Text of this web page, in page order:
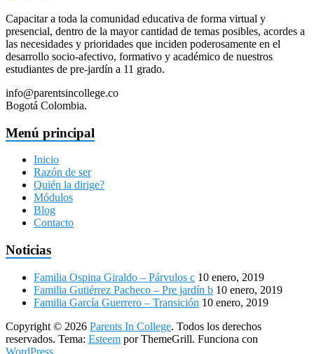
Capacitar a toda la comunidad educativa de forma virtual y
presencial, dentro de la mayor cantidad de temas posibles, acordes a
las necesidades y prioridades que inciden poderosamente en el
desarrollo socio-afectivo, formativo y académico de nuestros
estudiantes de pre-jardín a 11 grado.
info@parentsincollege.co
Bogotá Colombia.
Menú principal
Inicio
Razón de ser
Quién la dirige?
Módulos
Blog
Contacto
Noticias
Familia Ospina Giraldo – Párvulos c 10 enero, 2019
Familia Gutiérrez Pacheco – Pre jardín b 10 enero, 2019
Familia García Guerrero – Transición 10 enero, 2019
Copyright © 2026 Parents In College. Todos los derechos
reservados. Tema: Esteem por ThemeGrill. Funciona con
WordPress